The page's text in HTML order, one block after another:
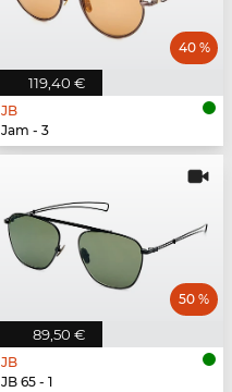
119,40 €
40 %
JB
Jam - 3
89,50 €
50 %
JB
JB 65 - 1